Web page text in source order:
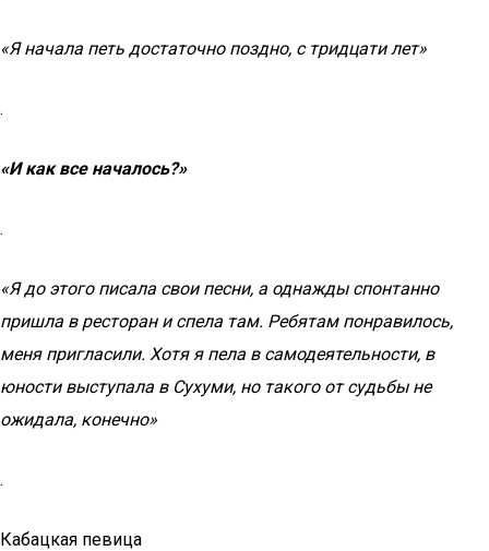
«Я начала петь достаточно поздно, с тридцати лет»
.
«И как все началось?»
.
«Я до этого писала свои песни, а однажды спонтанно
пришла в ресторан и спела там. Ребятам понравилось,
меня пригласили. Хотя я пела в самодеятельности, в
юности выступала в Сухуми, но такого от судьбы не
ожидала, конечно»
.
Кабацкая певица